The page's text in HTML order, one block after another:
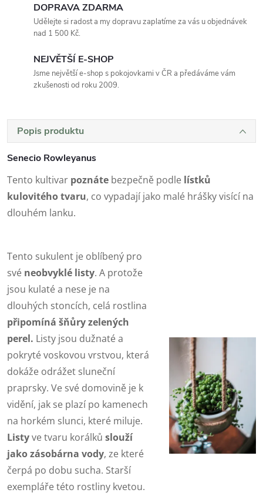
DOPRAVA ZDARMA
Udělejte si radost a my dopravu zaplatíme za vás u objednávek
nad 1 500 Kč.
NEJVĚTŠÍ E-SHOP
Jsme největší e-shop s pokojovkami v ČR a předáváme vám
zkušenosti od roku 2009.
Popis produktu
Senecio Rowleyanus
Tento kultivar poznáte bezpečně podle lístků
kulovitého tvaru, co vypadají jako malé hrášky visící na
dlouhém lanku.
Tento sukulent je oblíbený pro
své neobvyklé listy. A protože
jsou kulaté a nese je na
dlouhých stoncích, celá rostlina
připomíná šňůry zelených
perel. Listy jsou dužnaté a
pokryté voskovou vrstvou, která
dokáže odrážet sluneční
praprsky. Ve své domovině je k
vidění, jak se plazí po kamenech
na horkém slunci, které miluje.
Listyve tvaru korálků slouží
jako zásobárna vody, ze které
čerpá po dobu sucha. Starší
exempláře této rostliny kvetou.